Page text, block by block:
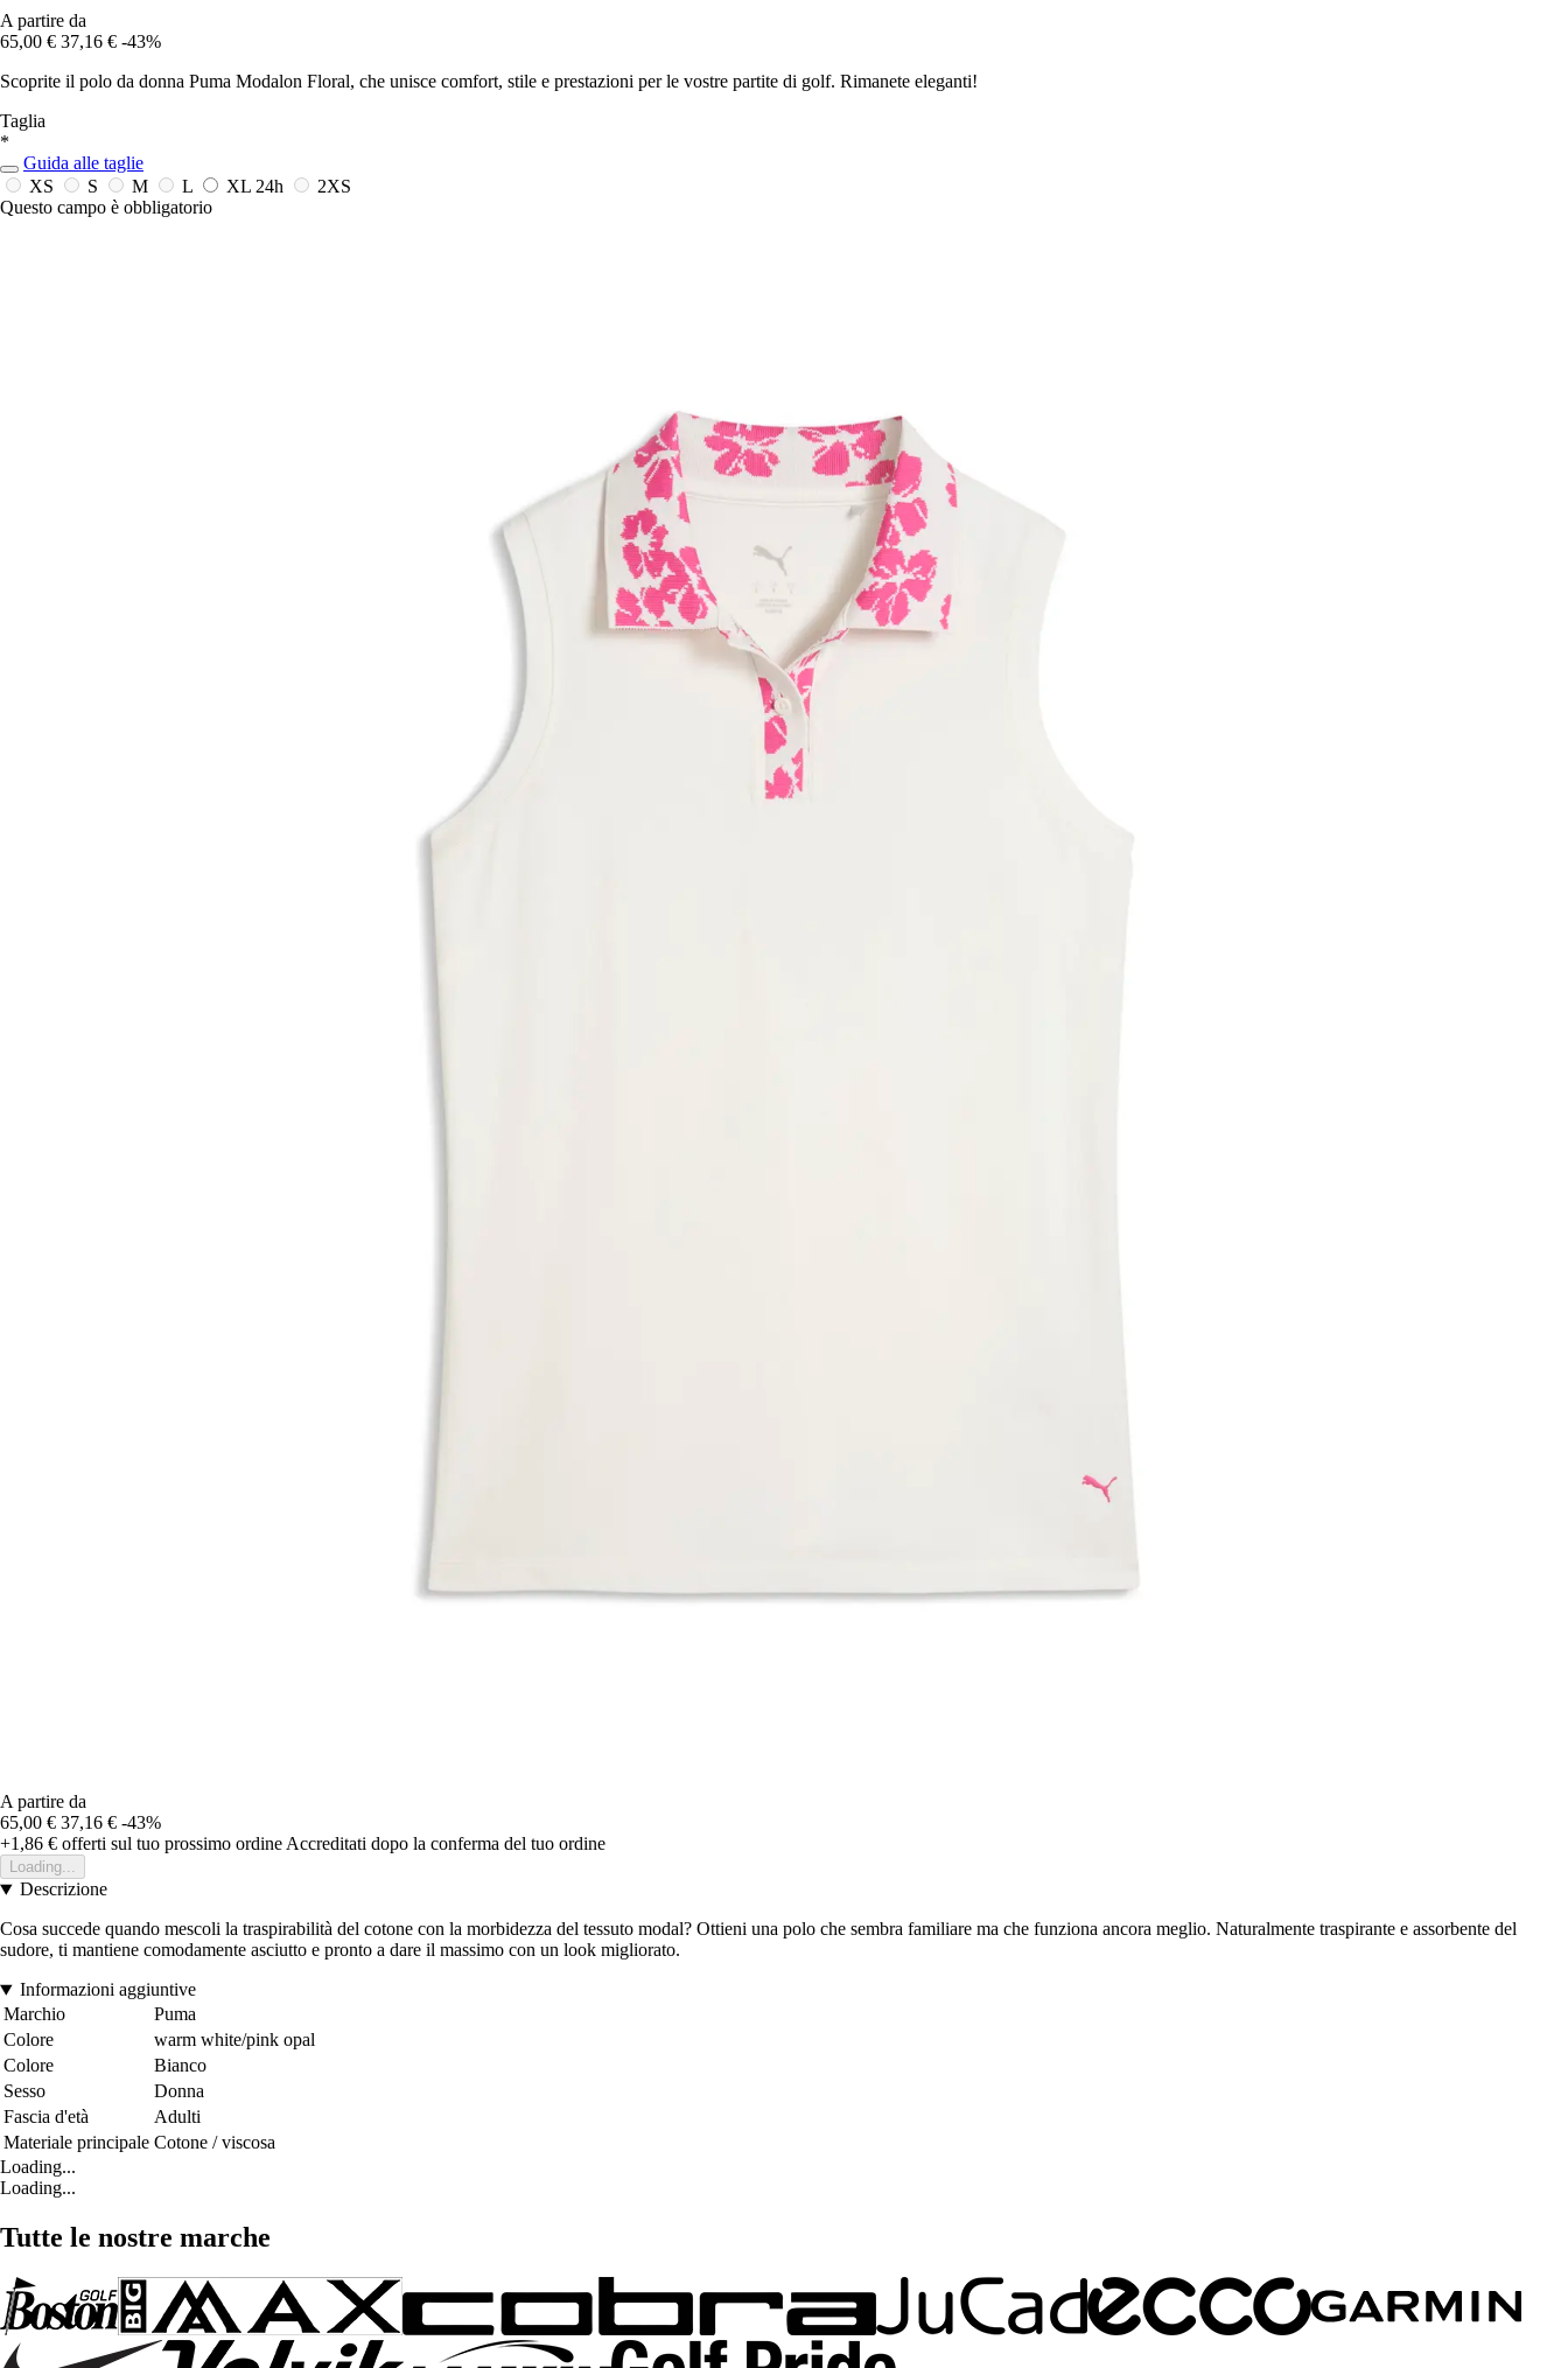
A partire da
65,00 € 37,16 € -43%
Scoprite il polo da donna Puma Modalon Floral, che unisce comfort, stile e prestazioni per le vostre partite di golf. Rimanete eleganti!
Taglia
*
Guida alle taglie
XS
S M L XL 24h
2XS
Questo campo è obbligatorio
A partire da
65,00 € 37,16 € -43%
+1,86 € offerti sul tuo prossimo ordineAccreditati dopo la conferma del tuo ordine
Loading...
Descrizione
Cosa succede quando mescoli la traspirabilità del cotone con la morbidezza del tessuto modal? Ottieni una polo che sembra familiare ma che funziona ancora meglio. Naturalmente traspirante e assorbente del
sudore, ti mantiene comodamente asciutto e pronto a dare il massimo con un look migliorato.
Informazioni aggiuntive
Marchio
Puma
Colore
warm white/pink opal
Colore
Bianco
Sesso
Donna
Fascia d'età
Adulti
Materiale principale Cotone / viscosa
Loading...
Loading...
Tutte le nostre marche